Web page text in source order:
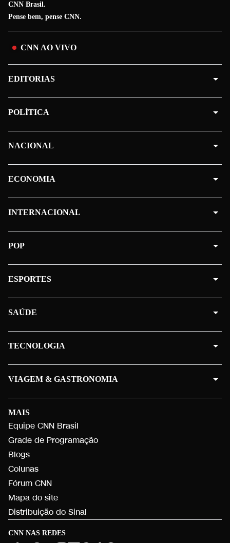
CNN Brasil.
Pense bem, pense CNN.
CNN AO VIVO
CNN NAS REDES
MAIS
Equipe CNN Brasil
Grade de Programação
Blogs
Colunas
Fórum CNN
Mapa do site
Distribuição do Sinal
EDITORIAS
POLÍTICA
NACIONAL
ECONOMIA
INTERNACIONAL
POP
ESPORTES
SAÚDE
TECNOLOGIA
VIAGEM & GASTRONOMIA